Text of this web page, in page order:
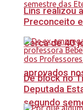
Cerca de 40
aprovados
segundo
Lins realizou
Preconceito
Dê block no
Deputada